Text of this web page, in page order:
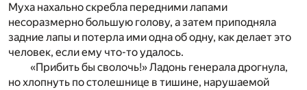
Муха нахально скребла передними лапами
несоразмерно большую голову, а затем приподняла
задние лапы и потерла ими одна об одну, как делает это
человек, если ему что-то удалось.
«Прибить бы сволочь!» Ладонь генерала дрогнула,
но хлопнуть по столешнице в тишине, нарушаемой